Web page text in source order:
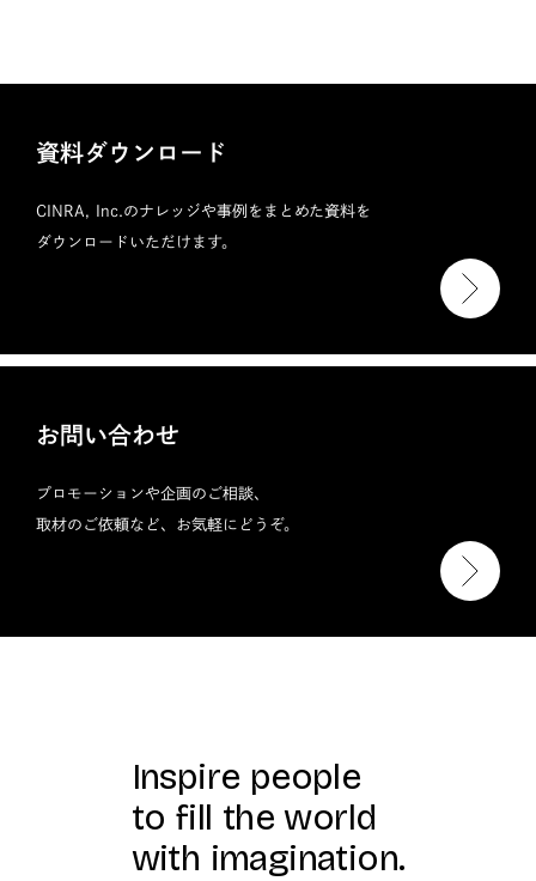
資料ダウンロード
CINRA, Inc.のナレッジや事例をまとめた資料を
ダウンロードいただけます。
お問い合わせ
プロモーションや企画のご相談、
取材のご依頼など、お気軽にどうぞ。
Inspire people
to fill the world
with imagination.